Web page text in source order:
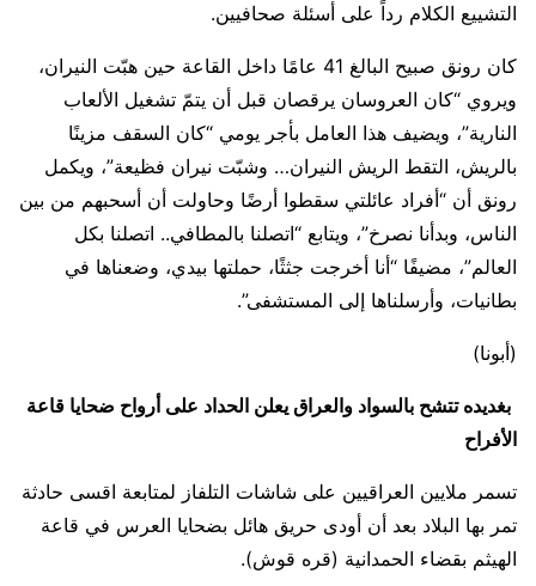
التشييع الكلام رداً على أسئلة صحافيين.
كان رونق صبيح البالغ 41 عامًا داخل القاعة حين هبّت النيران،
ويروي “كان العروسان يرقصان قبل أن يتمّ تشغيل الألعاب
النارية”، ويضيف هذا العامل بأجر يومي “كان السقف مزينًا
بالريش، التقط الريش النيران… وشبّت نيران فظيعة”، ويكمل
رونق أن “أفراد عائلتي سقطوا أرضًا وحاولت أن أسحبهم من بين
الناس، وبدأنا نصرخ”، ويتابع “اتصلنا بالمطافي.. اتصلنا بكل
العالم”، مضيفًا “أنا أخرجت جثثًا، حملتها بيدي، وضعناها في
بطانيات، وأرسلناها إلى المستشفى”.
(أبونا)
بغديده تتشح بالسواد والعراق يعلن الحداد على أرواح ضحايا قاعة
الأفراح
تسمر ملايين العراقيين على شاشات التلفاز لمتابعة اقسى حادثة
تمر بها البلاد بعد أن أودى حريق هائل بضحايا العرس في قاعة
الهيثم بقضاء الحمدانية (قره قوش).